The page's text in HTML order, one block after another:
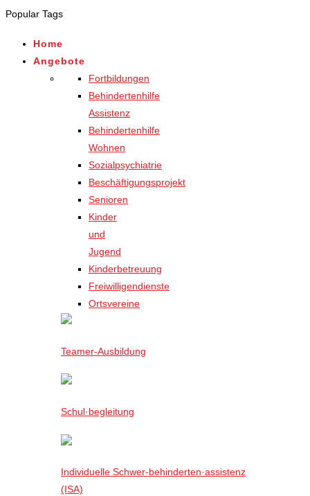
Popular Tags
Home
Angebote
Fortbildungen
Behindertenhilfe
Assistenz
Behindertenhilfe
Wohnen
Sozialpsychiatrie
Beschäftigungsprojekt
Senioren
Kinder
und
Jugend
Kinderbetreuung
Freiwilligendienste
Ortsvereine
Teamer-Ausbildung
Schul·begleitung
Individuelle Schwer-behinderten·assistenz
(ISA)